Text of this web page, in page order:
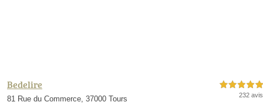
Bedelire
81 Rue du Commerce, 37000 Tours
5,0 étoiles sur 5
232 avis